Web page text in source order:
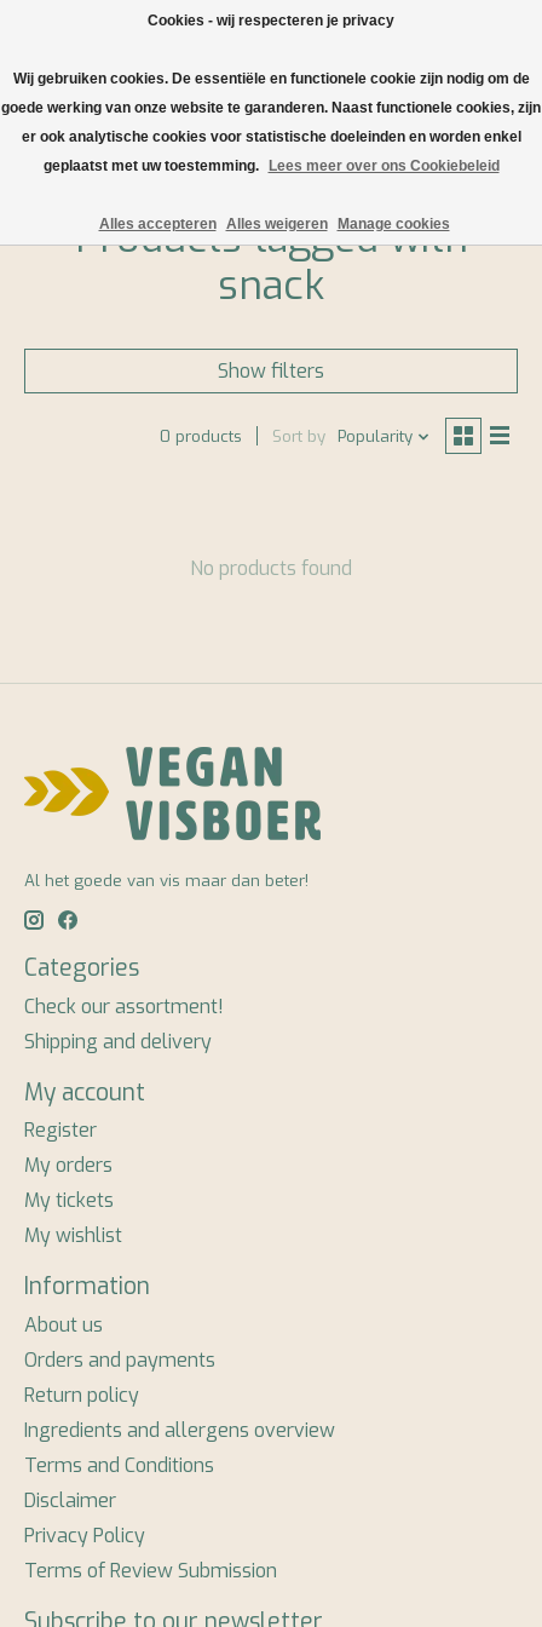
Wishlist
Home / Tags / snack
Products tagged with
snack
Show filters
0 products Sort by Popularity
No products found
Al het goede van vis maar dan beter!
Categories
Check our assortment!
Shipping and delivery
My account
Register
My orders
My tickets
My wishlist
Information
About us
Orders and payments
Return policy
Ingredients and allergens overview
Terms and Conditions
Disclaimer
Privacy Policy
Terms of Review Submission
Cookies - wij respecteren je privacy
Wij gebruiken cookies. De essentiële en functionele cookie zijn nodig om de
goede werking van onze website te garanderen. Naast functionele cookies, zijn
er ook analytische cookies voor statistische doeleinden en worden enkel
geplaatst met uw toestemming.
Lees meer over ons Cookiebeleid
Alles accepteren Alles weigeren Manage cookies